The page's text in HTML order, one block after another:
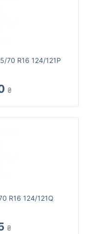
70 R16 124/121P
₴
R16 124/121Q
₴